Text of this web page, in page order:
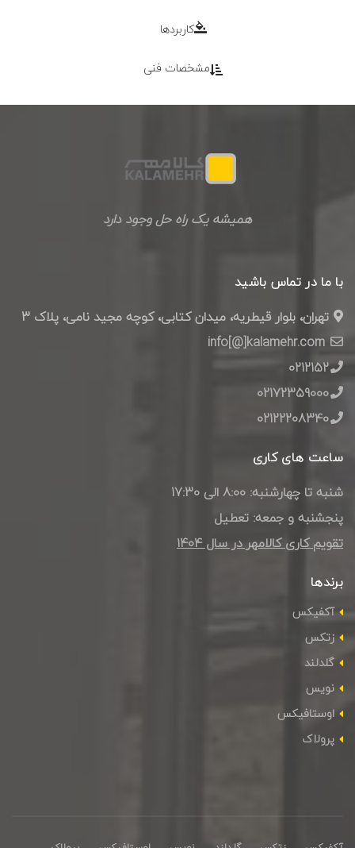
کاربردها
مشخصات فنی
همیشه یک راه حل وجود دارد
با ما در تماس باشید
تهران، بلوار قیطریه، میدان کتابی، کوچه مجید نامی، پلاک 3
0212152
02172359000
02122208340
ساعت های کاری
شنبه تا چهارشنبه: 8:00 الی 17:30
پنجشنبه و جمعه: تعطیل
تقویم کاری کالامهر در سال ۱۴۰4
برندها
آکفیکس
زتکس
گلدلند
نویس
اوستافیکس
پرولاک